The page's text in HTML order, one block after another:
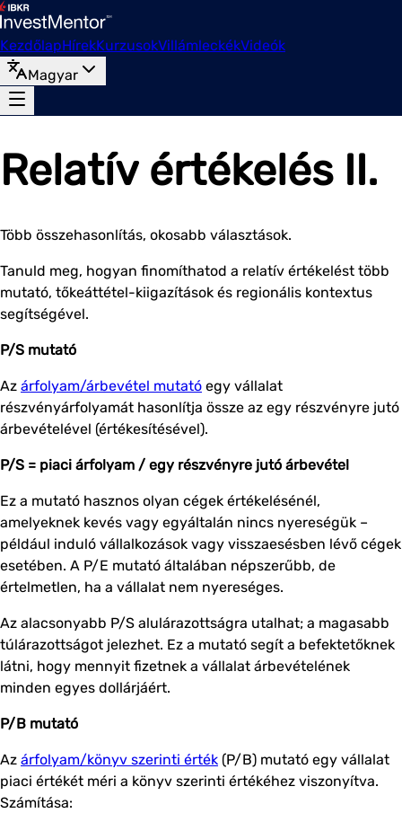
KezdőlapHírekKurzusokVillámleckékVideók
Magyar
Relatív értékelés II.
Több összehasonlítás, okosabb választások.
Tanuld meg, hogyan finomíthatod a relatív értékelést több
mutató, tőkeáttétel-kiigazítások és regionális kontextus
segítségével.
P/S mutató
Az árfolyam/árbevétel mutató egy vállalat
részvényárfolyamát hasonlítja össze az egy részvényre jutó
árbevételével (értékesítésével).
P/S = piaci árfolyam / egy részvényre jutó árbevétel
Ez a mutató hasznos olyan cégek értékelésénél,
amelyeknek kevés vagy egyáltalán nincs nyereségük –
például induló vállalkozások vagy visszaesésben lévő cégek
esetében. A P/E mutató általában népszerűbb, de
értelmetlen, ha a vállalat nem nyereséges.
Az alacsonyabb P/S alulárazottságra utalhat; a magasabb
túlárazottságot jelezhet. Ez a mutató segít a befektetőknek
látni, hogy mennyit fizetnek a vállalat árbevételének
minden egyes dollárjáért.
P/B mutató
Az árfolyam/könyv szerinti érték (P/B) mutató egy vállalat
piaci értékét méri a könyv szerinti értékéhez viszonyítva.
Számítása: